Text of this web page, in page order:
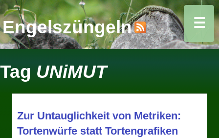
Engelszüngeln
Tag UNiMUT
Zur Untauglichkeit von Metriken:
Tortenwürfe statt Tortengrafiken
☰